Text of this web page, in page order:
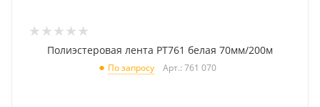
Полиэстеровая лента PT761 белая 70мм/200м
По запросу Арт.: 761 070